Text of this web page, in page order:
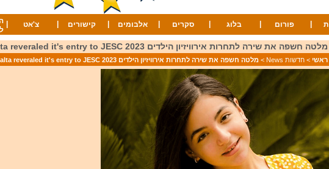
פורום בלוג סקרים אלבומים קישורים צ'אט
מלטה חשפה את שירה לתחרות אירוויזיון הילדים 2023 Malta reveraled it's entry to JESC
ראשי > חדשות News > מלטה חשפה את שירה לתחרות אירוויזיון הילדים 2023 Malta reveraled it's entry to JESC